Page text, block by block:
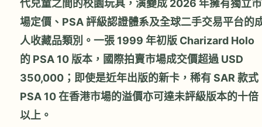
代兒童之間的校園玩具，演變成 2026 年擁有獨立市
場定價、PSA 評級認證體系及全球二手交易平台的
人收藏品類別。一張 1999 年初版 Charizard Holo
的 PSA 10 版本，國際拍賣市場成交價超過 USD
350,000；即使是近年出版的新卡，稀有 SAR 款式
PSA 10 在香港市場的溢價亦可達未評級版本的十倍
以上。